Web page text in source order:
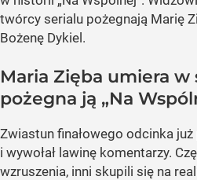
twórcy serialu pożegnają Marię
Bożenę Dykiel.
Maria Zięba umiera w
pożegna ją „Na
Zwiastun finałowego odcinka już
i wywołał lawinę komentarzy.
wzruszenia, inni skupili się na